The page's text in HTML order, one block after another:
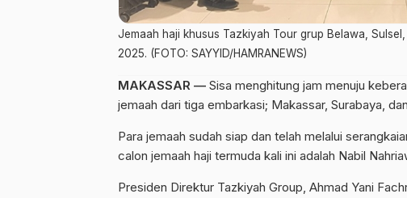
Jemaah haji khusus Tazkiyah Tour grup Belawa,
2025. (FOTO: SAYYID/HAMRANEWS)
MAKASSAR — Sisa menghitung jam menuju
jemaah dari tiga embarkasi; Makassar, Surabaya,
Para jemaah sudah siap dan telah melalui
calon jemaah haji termuda kali ini adalah Nabil
Presiden Direktur Tazkiyah Group, Ahmad Yani